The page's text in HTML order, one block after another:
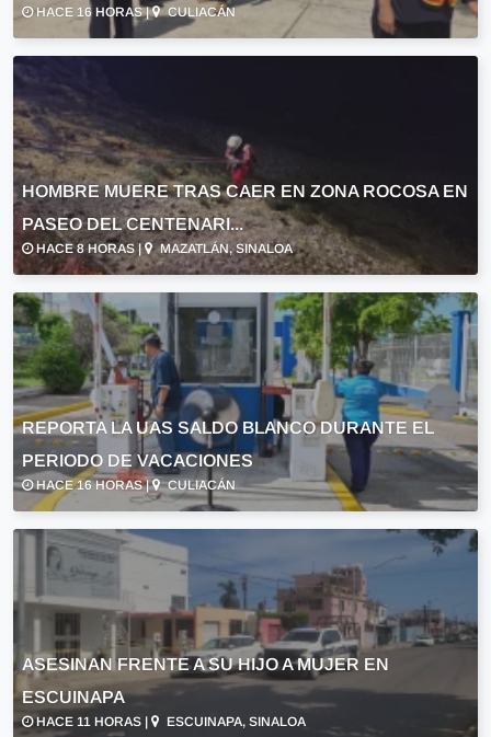
HACE 16 HORAS | CULIACÁN
HOMBRE MUERE TRAS CAER EN ZONA ROCOSA EN
PASEO DEL CENTENARI...
HACE 8 HORAS | MAZATLÁN, SINALOA
REPORTA LA UAS SALDO BLANCO DURANTE EL
PERIODO DE VACACIONES
HACE 16 HORAS | CULIACÁN
ASESINAN FRENTE A SU HIJO A MUJER EN
ESCUINAPA
HACE 11 HORAS | ESCUINAPA, SINALOA